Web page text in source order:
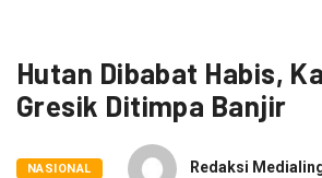
Hutan Dibabat Habis,
Gresik Ditimpa Banjir
NASIONAL Redaksi